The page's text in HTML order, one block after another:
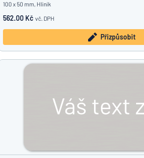
100 x 50 mm, Hliník
562.00 Kč vč. DPH
Přizpůsobit